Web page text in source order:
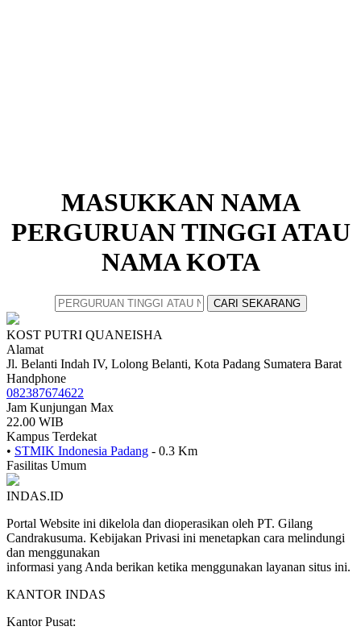
MASUKKAN NAMA
PERGURUAN TINGGI ATAU
NAMA KOTA
KOST PUTRI QUANEISHA
Alamat
Jl. Belanti Indah IV, Lolong Belanti, Kota Padang Sumatera Barat
Handphone
082387674622
Jam Kunjungan Max
22.00 WIB
Kampus Terdekat
• STMIK Indonesia Padang - 0.3 Km
Fasilitas Umum
INDAS.ID
Portal Website ini dikelola dan dioperasikan oleh PT. Gilang
Candrakusuma. Kebijakan Privasi ini menetapkan cara melindungi
dan menggunakan
informasi yang Anda berikan ketika menggunakan layanan situs ini.
KANTOR INDAS
Kantor Pusat: